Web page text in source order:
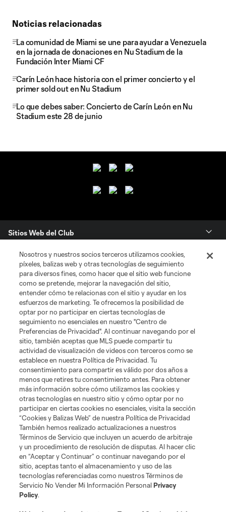
Noticias relacionadas
La comunidad de Miami se une para ayudar a Venezuela
en la jornada de donaciones en Nu Stadium de la
Fundación Inter Miami CF
Carín León hace historia con el primer concierto y el
primer sold out en Nu Stadium
Lo que debes saber: Concierto de Carín León en Nu
Stadium este 28 de junio
Sitios Web del Club
Club
Tickets
News
MLSSOCCER.COM
Terminos de servicio
Politica de privacidad
Do Not Sell or Share My Personal Information
Cookies Settings
©2026 MLS. The Major League Soccer and MLS name and shield are
registered trademarks of Major League Soccer, L.L.C. (“MLS”). The names
and logos of MLS teams are registered and/or common law trademarks of
MLS or are used with the permission of their owners. Any unauthorized use
is forbidden.
Nosotros y nuestros socios terceros utilizamos cookies,
píxeles, balizas web y otras tecnologías de seguimiento
para diversos fines, como hacer que el sitio web funcione
como se pretende, mejorar la navegación del sitio,
entender cómo te relacionas con el sitio y ayudar en los
esfuerzos de marketing. Te ofrecemos la posibilidad de
optar por no participar en ciertas tecnologías de
seguimiento no esenciales en nuestro "Centro de
Preferencias de Privacidad". Al continuar navegando por el
sitio, también aceptas que MLS puede compartir tu
actividad de visualización de videos con terceros como se
establece en nuestra Política de Privacidad. Tu
consentimiento para compartir es válido por dos años a
menos que retires tu consentimiento antes. Para obtener
más información sobre cómo utilizamos las cookies y
otras tecnologías en nuestro sitio y cómo optar por no
participar en ciertas cookies no esenciales, visita la sección
“Cookies y Balizas Web” de nuestra Política de Privacidad
También hemos realizado actualizaciones a nuestros
Términos de Servicio que incluyen un acuerdo de arbitraje
y un procedimiento de resolución de disputas. Al hacer clic
en “Aceptar y Continuar” o continuar navegando por el
sitio, aceptas tanto el almacenamiento y uso de las
tecnologías referenciadas como nuestros Términos de
Servicio No Vender Mi Información PersonalPrivacy
Policy.